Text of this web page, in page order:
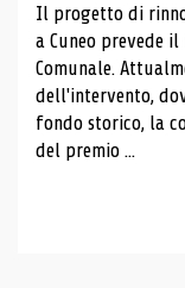
Il progetto di
a Cuneo prevede
Comunale.
dell'intervento,
fondo storico, la
del premio ...